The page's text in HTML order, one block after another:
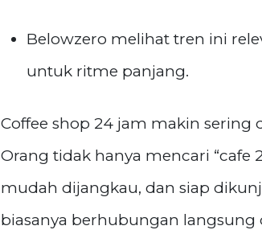
Belowzero melihat tren ini
untuk ritme panjang.
Coffee shop 24 jam makin sering
Orang tidak hanya mencari “cafe
mudah dijangkau, dan siap
biasanya berhubungan langsung